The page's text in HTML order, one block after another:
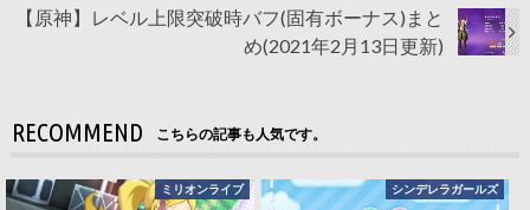
【原神】レベル上限突破時バフ(固有ボーナス)まと
め(2021年2月13日更新)
RECOMMEND こちらの記事も人気です。
ミリオンライブ シンデレラガールズ